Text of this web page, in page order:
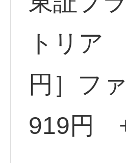
トリア
円］フ
919円